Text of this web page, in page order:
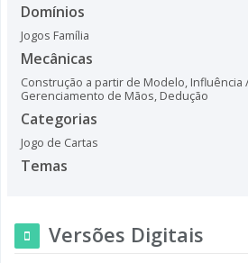
Domínios
Jogos Família
Mecânicas
Construção a partir de Modelo, Influência
Gerenciamento de Mãos, Dedução
Categorias
Jogo de Cartas
Temas
Versões Digitais